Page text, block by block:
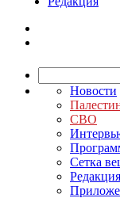
Новости
СВО
Сетка
Редакция